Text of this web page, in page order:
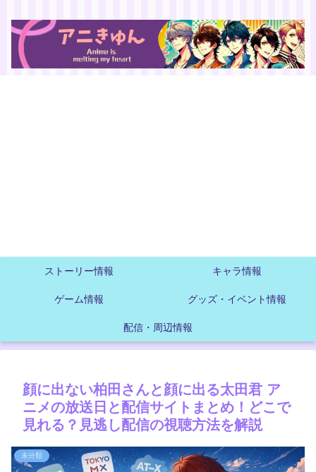
ストーリー情報 キャラ情報
ゲーム情報 グッズ・イベント情報
配信・周辺情報
顔に出ない柏田さんと顔に出る太田君 ア
ニメの放送日と配信サイトまとめ！どこで
見れる？見逃し配信の視聴方法を解説
未分類